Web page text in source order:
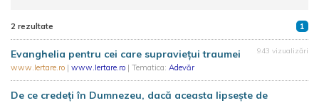
2 rezultate 1
Evanghelia pentru cei care supraviețui traumei
www.Iertare.ro | www.Iertare.ro | Tematica: Adevăr
943 vizualizări
De ce credeți în Dumnezeu, dacă aceasta lipsește de